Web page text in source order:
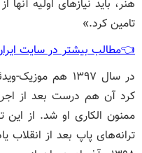
هنر، باید نیازهای اولیه
تامین کرد.»
👈مطالب بیشتر در سایت
در سال ۱۳۹۷ هم
کرد آن هم درست بعد از
ممنون الکاری او شد. از این
ترانه‌های پاپ بعد از